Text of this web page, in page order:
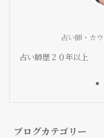
占い師・カ
占い師歴２０年以上
ブログカテゴリー